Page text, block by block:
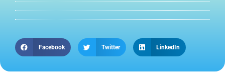
Facebook Twitter LinkedIn